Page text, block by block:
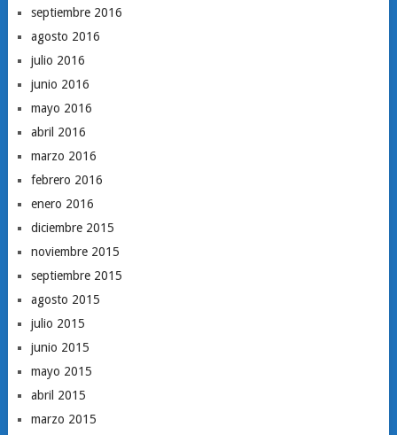
septiembre 2016
agosto 2016
julio 2016
junio 2016
mayo 2016
abril 2016
marzo 2016
febrero 2016
enero 2016
diciembre 2015
noviembre 2015
septiembre 2015
agosto 2015
julio 2015
junio 2015
mayo 2015
abril 2015
marzo 2015